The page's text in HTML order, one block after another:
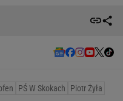
PŚ W Skokach
Piotr Żyła